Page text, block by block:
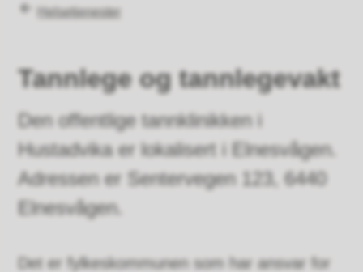
Du er her:
Helsetjenester
Tannlege og tannlegevakt
Den offentlige tannklinikken i
Hustadvika er lokalisert i Elnesvågen.
Adressen er Sentervegen 123, 6440
Elnesvågen.
Det er fylkeskommunen som har ansvar for